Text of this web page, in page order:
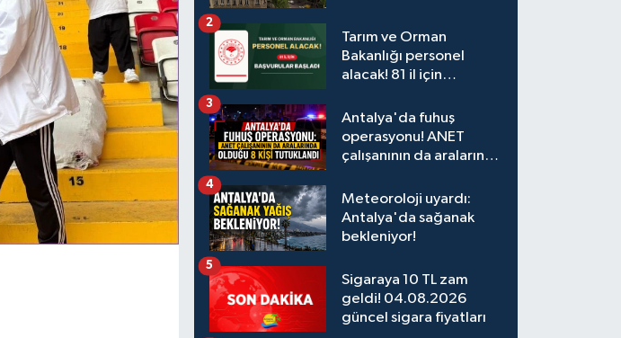
Tarım ve Orman
Bakanlığı personel
alacak! 81 il için
2
Antalya'da fuhuş
operasyonu! ANET
çalışanının da aralarında
3
Meteoroloji uyardı:
Antalya'da sağanak
bekleniyor!
4
Sigaraya 10 TL zam
geldi! 04.08.2026
güncel sigara fiyatları
5